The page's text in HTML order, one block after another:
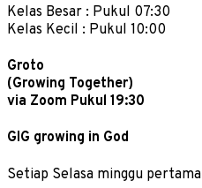
Kelas Besar : Pukul 07:30
Kelas Kecil : Pukul 10:00
Groto
(Growing Together)
via Zoom Pukul 19:30
GIG growing in God
Setiap Selasa minggu pertama